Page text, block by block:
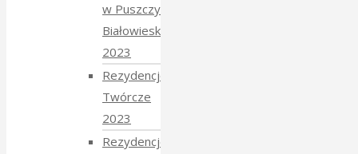
w Puszczy
Białowieskiej
2023
Rezydencje
Twórcze
2023
Rezydencje